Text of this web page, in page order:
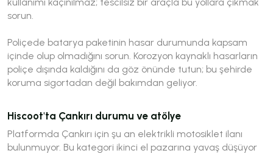
sorun.
Poliçede batarya paketinin hasar durumunda kapsam
içinde olup olmadığını sorun. Korozyon kaynaklı hasarların
poliçe dışında kaldığını da göz önünde tutun; bu şehirde
koruma sigortadan değil bakımdan geliyor.
Hiscoot'ta Çankırı durumu ve atölye
Platformda Çankırı için şu an elektrikli motosiklet ilanı
bulunmuyor. Bu kategori ikinci el pazarına yavaş düşüyor